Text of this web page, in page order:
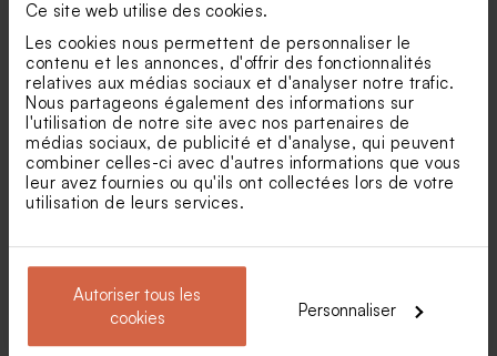
Ce site web utilise des cookies.
Les cookies nous permettent de personnaliser le
contenu et les annonces, d'offrir des fonctionnalités
relatives aux médias sociaux et d'analyser notre trafic.
Nous partageons également des informations sur
l'utilisation de notre site avec nos partenaires de
médias sociaux, de publicité et d'analyse, qui peuvent
combiner celles-ci avec d'autres informations que vous
leur avez fournies ou qu'ils ont collectées lors de votre
utilisation de leurs services.
Autoriser tous les
cookies
Personnaliser
Contenant à dragées dorure Savon artisanal senteur